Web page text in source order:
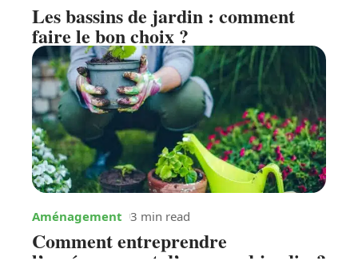
Les bassins de jardin : comment
faire le bon choix ?
Aménagement 3 min read
Comment entreprendre
l’aménagement d’un grand jardin ?